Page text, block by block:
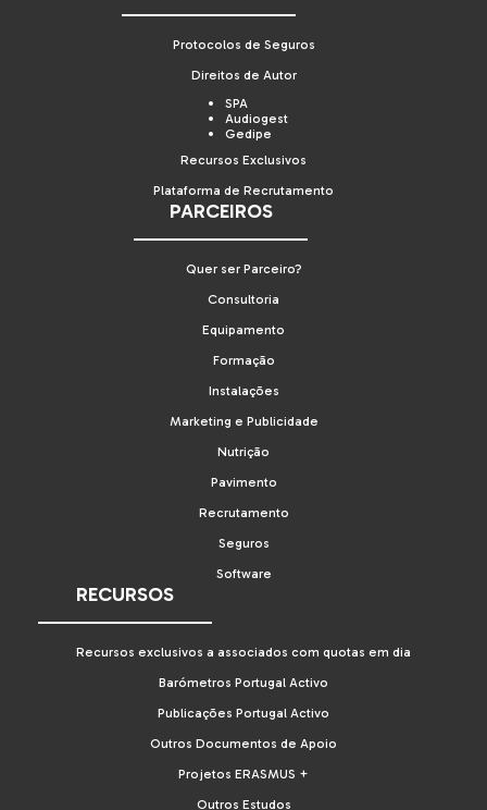
Protocolos de Seguros
Direitos de Autor
SPA
Audiogest
Gedipe
Recursos Exclusivos
Plataforma de Recrutamento
PARCEIROS
Quer ser Parceiro?
Consultoria
Equipamento
Formação
Instalações
Marketing e Publicidade
Nutrição
Pavimento
Recrutamento
Seguros
Software
RECURSOS
Recursos exclusivos a associados com quotas em dia
Barómetros Portugal Activo
Publicações Portugal Activo
Outros Documentos de Apoio
Projetos ERASMUS +
Outros Estudos